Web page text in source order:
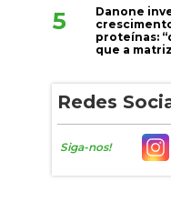
5
Danone
proteínas:
que a
Redes
Siga-nos!